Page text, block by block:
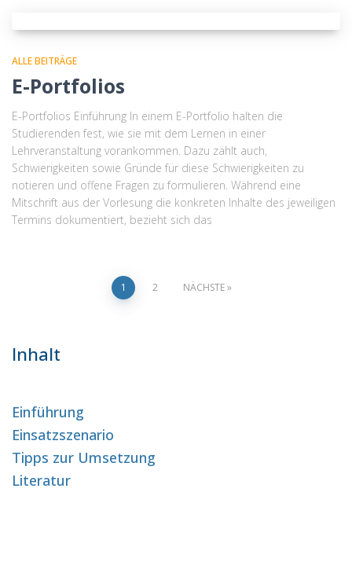
ALLE BEITRÄGE
E-Portfolios
E-Portfolios Einführung In einem E-Portfolio halten die
Studierenden fest, wie sie mit dem Lernen in einer
Lehrveranstaltung vorankommen. Dazu zählt auch,
Schwierigkeiten sowie Gründe für diese Schwierigkeiten zu
notieren und offene Fragen zu formulieren. Während eine
Mitschrift aus der Vorlesung die konkreten Inhalte des jeweiligen
Termins dokumentiert, bezieht sich das
1 2 NÄCHSTE
Inhalt
Einführung
Einsatzszenario
Tipps zur Umsetzung
Literatur